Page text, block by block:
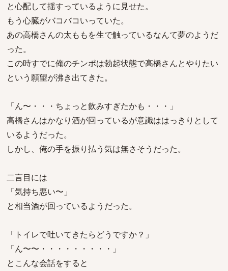
と心配して揺すっているように見せた。
もう心臓がバコバコいっていた。
あの高橋さんの太ももを生で触っているなんて夢のようだ
った。
この時すでに俺のチンポは勃起状態で高橋さんとやりたい
という願望が沸き出てきた。
「ん〜・・・ちょっと飲みすぎたかも・・・」
高橋さんはかなり酒が回っているが意識ははっきりとして
いるようだった。
しかし、俺の手を振り払う気は無さそうだった。
二言目には
「気持ち悪い〜」
と相当酒が回っているようだった。
「トイレで吐いてきたらどうですか？」
「ん〜〜・・・・・・・・・」
とこんな会話をすると